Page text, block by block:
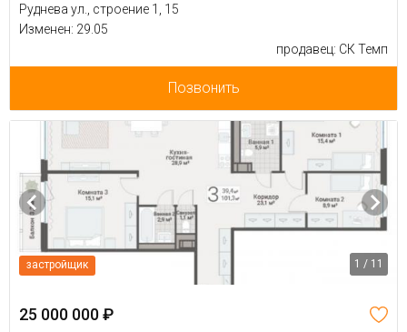
Руднева ул., строение 1, 15
Изменен: 29.05
продавец: СК Темп
Позвонить
застройщик 1 / 11
25 000 000 ₽